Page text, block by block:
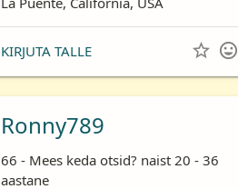
KIRJUTA TALLE  
Ronny789
66 - Mees keda otsid? naist 20 - 36
aastane